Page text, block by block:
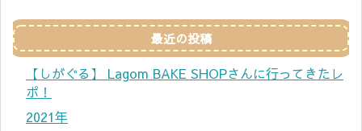
最近の投稿
【しがぐる】 Lagom BAKE SHOPさんに行ってきたレ
ポ！
2021年